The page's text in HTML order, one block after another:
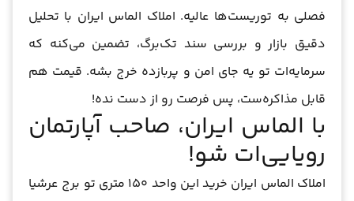
فصلی به توریست‌ها عالیه. املاک الماس ایران با تحلیل
دقیق بازار و بررسی سند تک‌برگ، تضمین می‌کنه که
سرمایه‌ات تو یه جای امن و پربازده خرج بشه. قیمت هم
قابل مذاکره‌ست، پس فرصت رو از دست نده!
با الماس ایران، صاحب آپارتمان
رویایی‌ات شو!
املاک الماس ایران خرید این واحد 150 متری تو برج عرشیا